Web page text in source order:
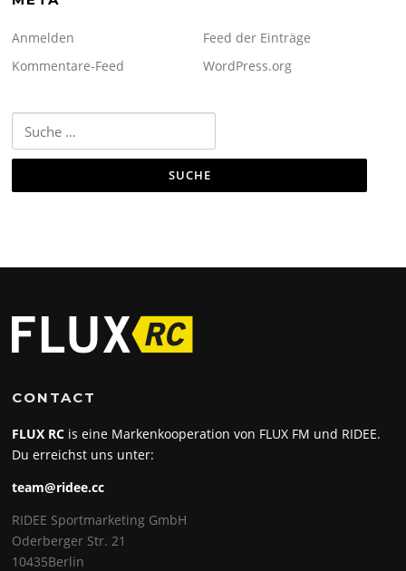
Anmelden
Feed der Einträge
Kommentare-Feed
WordPress.org
nach:
CONTACT
FLUX RC is eine Markenkooperation von FLUX FM und RIDEE.
Du erreichst uns unter:
team@ridee.cc
RIDEE Sportmarketing GmbH
Oderberger Str. 21
10435Berlin